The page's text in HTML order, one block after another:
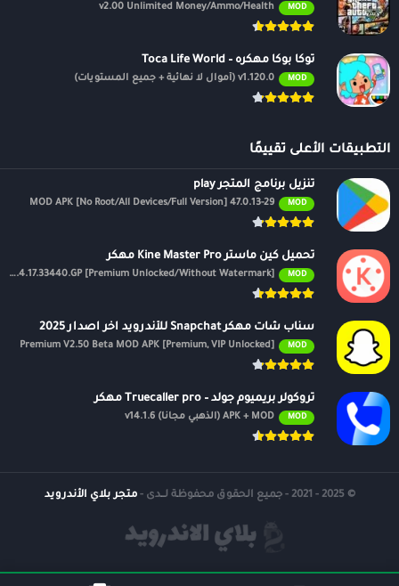
MOD
v2.00 Unlimited Money/Ammo/Health
توكا بوكا مهكره – Toca Life World
MOD v1.120.0 (أموال لا نهائية + جميع المستويات)
التطبيقات الأعلى تقييمًا
تنزيل برنامج المتجر play
MOD
47.0.13-29 MOD APK [No Root/All Devices/Full Version]
تحميل كين ماستر Kine Master Pro مهكر
MOD
APK v7.4.17.33440.GP [Premium Unlocked/Without Watermark]
سناب شات مهكر Snapchat للأندرويد اخر اصدار 2025
MOD
Premium V2.50 Beta MOD APK [Premium, VIP Unlocked]
تروكولر بريميوم جولد – Truecaller pro مهكر
MOD APK + MOD (الذهبي مجانًا) v14.1.6
© 2025 - 2021 - جميع الحقوق محفوظة لــدى - متجر بلاي الأندرويد